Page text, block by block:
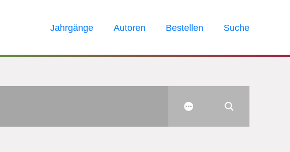
Jahrgänge Autoren Bestellen Suche